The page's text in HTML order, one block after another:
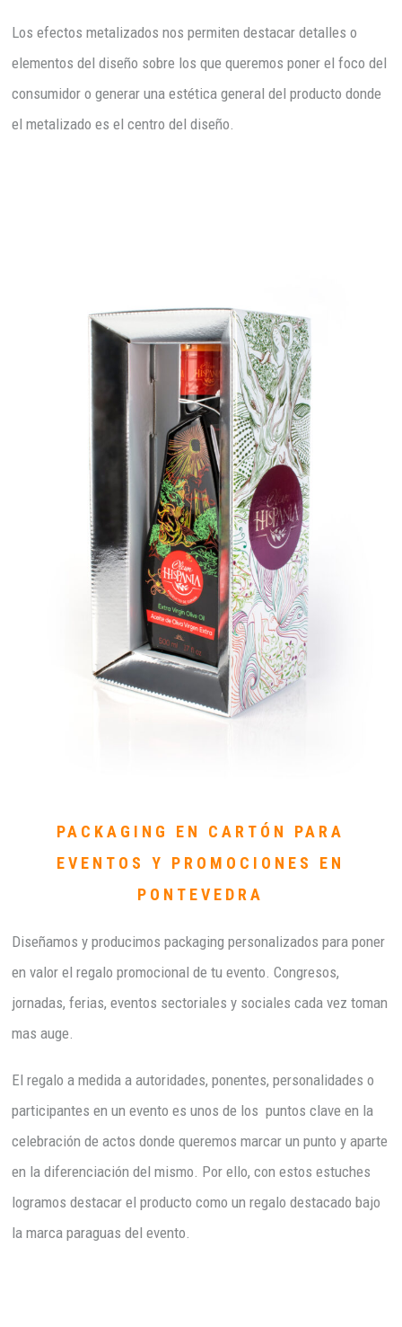
Los efectos metalizados nos permiten destacar detalles o
elementos del diseño sobre los que queremos poner el foco del
consumidor o generar una estética general del producto donde
el metalizado es el centro del diseño.
PACKAGING EN CARTÓN PARA
EVENTOS Y PROMOCIONES EN
PONTEVEDRA
Diseñamos y producimos packaging personalizados para poner
en valor el regalo promocional de tu evento. Congresos,
jornadas, ferias, eventos sectoriales y sociales cada vez toman
mas auge.
El regalo a medida a autoridades, ponentes, personalidades o
participantes en un evento es unos de los puntos clave en la
celebración de actos donde queremos marcar un punto y aparte
en la diferenciación del mismo. Por ello, con estos estuches
logramos destacar el producto como un regalo destacado bajo
la marca paraguas del evento.